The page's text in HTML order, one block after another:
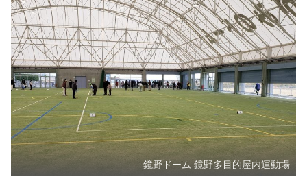
鏡野ドーム 鏡野多目的屋内運動場